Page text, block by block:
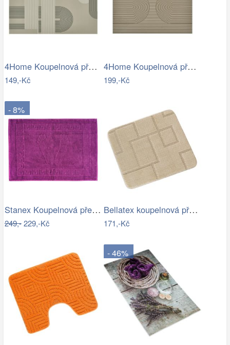
4Home Koupelnová předložka Abstract, 50…
149,-Kč
4Home Koupelnová předložka Infinity, 40…
199,-Kč
- 8%
Stanex Koupelnová předložka Mexico…
249,-229,-Kč
Bellatex koupelnová předložka BANY…
171,-Kč
- 46%